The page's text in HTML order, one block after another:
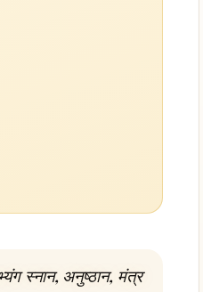
स्नान, अनुष्ठान, मंत्र